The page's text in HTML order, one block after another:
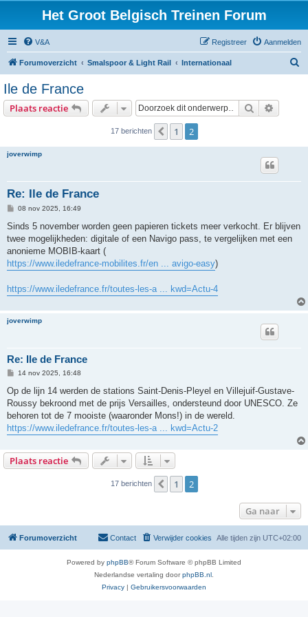
Het Groot Belgisch Treinen Forum
V&A Aanmelden
Registreer
Forumoverzicht Smalspoor & Light Rail Internationaal
Ile de France
Plaats reactie Zoek
17 berichten Vorige
1 2
joverwimp
Re: Ile de France
B
r
c
h
08 nov 2025, 16:49
Sinds 5 november worden geen papieren tickets meer verkocht. Er blijven
twee mogelijkheden: digitale of een Navigo pass, te vergelijken met een
anonieme MOBIB-kaart (
https://www.iledefrance-mobilites.fr/en ... avigo-easy)
https://www.iledefrance.fr/toutes-les-a ... kwd=Actu-4
joverwimp
Re: Ile de France
B
r
i
c
h
14 nov 2025, 16:48
Op de lijn 14 werden de stations Saint-Denis-Pleyel en Villejuif-Gustave-
Roussy bekroond met de prijs Versailles, ondersteund door UNESCO. Ze
behoren tot de 7 mooiste (waaronder Mons!) in de wereld.
https://www.iledefrance.fr/toutes-les-a ... kwd=Actu-2
Plaats reactie
17 berichten Vorige
1 2
Ga naar
Forumoverzicht Alle tijden zijn UTC+02:00
Verwijder cookies
Contact
Powered by phpBB® Forum Software © phpBB Limited
Nederlandse vertaling doorphpBB.nl
Privacy | Gebruikersvoorwaarden